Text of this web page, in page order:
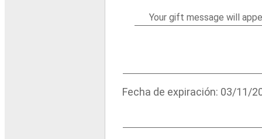
Your gift message will
Fecha de expiración: 03/11/